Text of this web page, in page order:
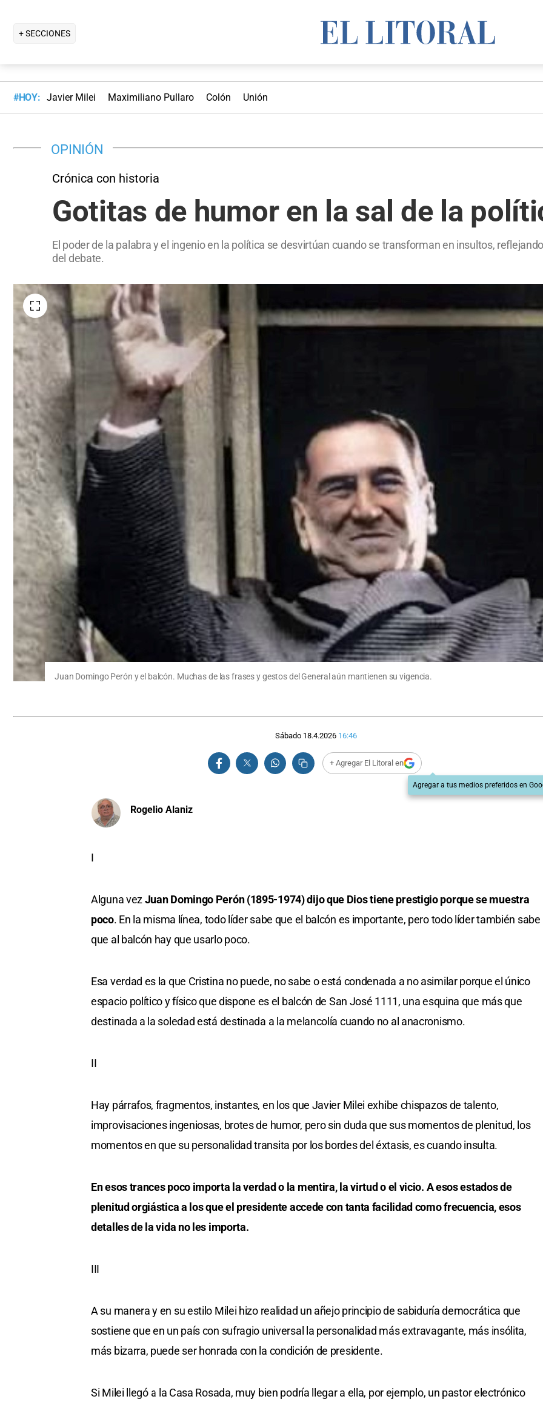
+ SECCIONES
#HOY: Javier Milei Maximiliano Pullaro Colón Unión
OPINIÓN
Crónica con historia
Gotitas de humor en la sal de la
El poder de la palabra y el ingenio en la política se desvirtúan cuando se transforman en insultos,
del debate.
Juan Domingo Perón y el balcón. Muchas de las frases y gestos del General aún mantienen su vigencia.
Sábado 18.4.2026 16:46
+ Agregar El Litoral en
Agregar a tus medios preferidos en
Rogelio Alaniz
I
Alguna vezJuan Domingo Perón (1895-1974)dijo que Dios tiene prestigio porque se muestra
poco. En la misma línea, todo líder sabe que el balcón es importante, pero todo líder también sabe
que al balcón hay que usarlo poco.
Esa verdad es la que Cristina no puede, no sabe o está condenada a no asimilar porque el único
espacio político y físico que dispone es el balcón de San José 1111, una esquina que más que
destinada a la soledad está destinada a la melancolía cuando no al anacronismo.
II
Hay párrafos, fragmentos, instantes, en los que Javier Milei exhibe chispazos de talento,
improvisaciones ingeniosas, brotes de humor, pero sin duda que sus momentos de plenitud, los
momentos en que su personalidad transita por los bordes del éxtasis, es cuando insulta.
En esos trances poco importa la verdad o la mentira, la virtud o el vicio. A esos estados de
plenitud orgiástica a los que el presidente accede con tanta facilidad como frecuencia, esos
detalles de la vida no les importa.
III
A su manera y en su estilo Milei hizo realidad un añejo principio de sabiduría democrática que
sostiene que en un país con sufragio universal la personalidad más extravagante, más insólita,
más bizarra, puede ser honrada con la condición de presidente.
Si Milei llegó a la Casa Rosada, muy bien podría llegar a ella, por ejemplo, un pastor electrónico